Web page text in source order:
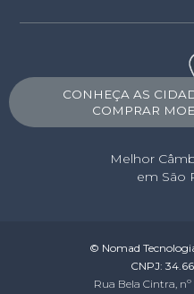
CONHEÇA AS
COMPRAR
Melhor
em São
© Nomad
CNPJ:
Rua Bela Cintra, nº